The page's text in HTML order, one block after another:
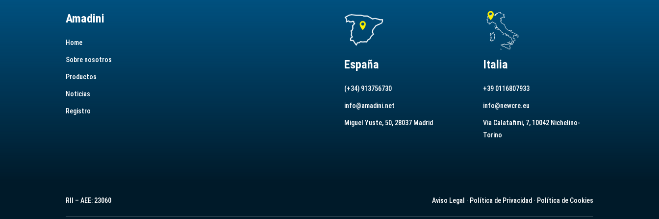
Amadini
Home
Sobre nosotros
Productos
Noticias
Registro
España
(+34) 913756730
info@amadini.net
Miguel Yuste, 50, 28037 Madrid
Italia
+39 0116807933
info@newcre.eu
Via Calatafimi, 7, 10042 Nichelino-
Torino
RII – AEE: 23060 Aviso Legal · Política de Privacidad· Política de Cookies